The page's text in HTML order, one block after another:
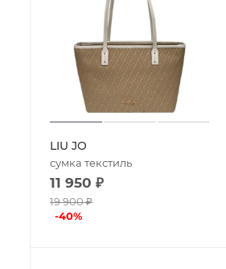
LIU JO
сумка текстиль
11 950 ₽
19 900₽
-40%